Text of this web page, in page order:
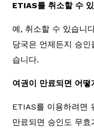
ETIAS를 취소할 수
예, 취소할 수 있습니
당국은 언제든지 승
습니다.
여권이 만료되면 어떻
ETIAS를 이용하려면
만료되면 승인도 무효